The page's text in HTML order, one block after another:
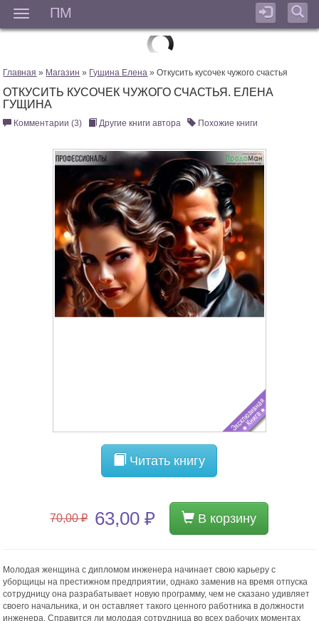
ПМ
Главная » Магазин » Гущина Елена » Откусить кусочек чужого счастья
ОТКУСИТЬ КУСОЧЕК ЧУЖОГО СЧАСТЬЯ. ЕЛЕНА
ГУЩИНА
Комментарии (3) Другие книги автора Похожие книги
Читать книгу
70,00 ₽ 63,00 ₽ В корзину
Молодая женщина с дипломом инженера начинает свою карьеру с
уборщицы на престижном предприятии, однако заменив на время отпуска
сотрудницу она разрабатывает новую программу, чем не сказано удивляет
своего начальника, и он оставляет такого ценного работника в должности
инженера. Справится ли молодая сотрудница во всех рабочих моментах